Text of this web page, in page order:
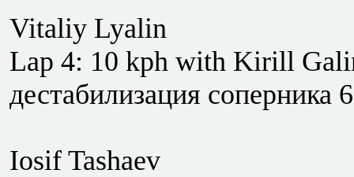
Vitaliy Lyalin
Lap 4: 10 kph with Kirill
дестабилизация соперника
Iosif Tashaev